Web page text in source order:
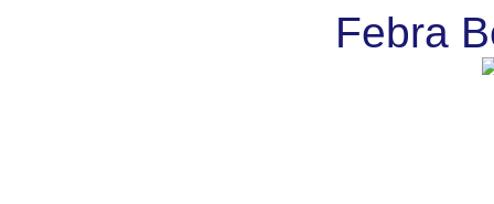
Febra